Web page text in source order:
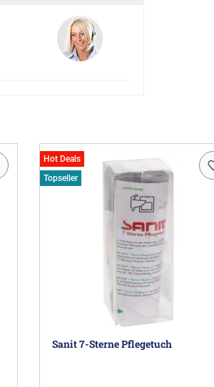
Hot Deals
Topseller
Sanit 7-Sterne Pflegetuch